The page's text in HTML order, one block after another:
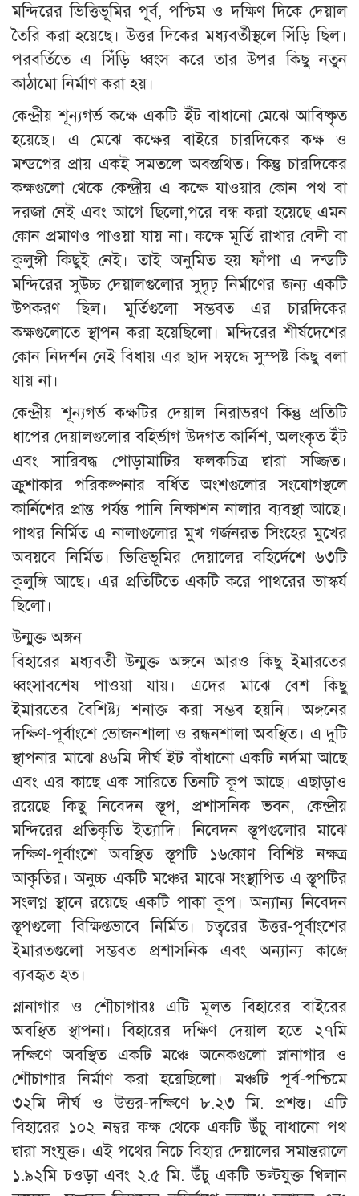
মন্দিরের ভিত্তিভূমির পূর্ব, পশ্চিম ও দক্ষিণ দিকে দেয়াল
তৈরি করা হয়েছে। উত্তর দিকের মধ্যবর্তীস্থলে সিঁড়ি ছিল।
পরবর্তিতে এ সিঁড়ি ধ্বংস করে তার উপর কিছু নতুন
কাঠামো নির্মাণ করা হয়।
কেন্দ্রীয় শূন্যগর্ভ কক্ষে একটি ইঁট বাধানো মেঝে আবিষ্কৃত
হয়েছে। এ মেঝে কক্ষের বাইরে চারদিকের কক্ষ ও
মন্ডপের প্রায় একই সমতলে অবস্তথিত। কিন্তু চারদিকের
কক্ষগুলো থেকে কেন্দ্রীয় এ কক্ষে যাওয়ার কোন পথ বা
দরজা নেই এবং আগে ছিলো,পরে বন্ধ করা হয়েছে এমন
কোন প্রমাণও পাওয়া যায় না। কক্ষে মূর্তি রাখার বেদী বা
কুলুঙ্গী কিছুই নেই। তাই অনুমিত হয় ফাঁপা এ দন্ডটি
মন্দিরের সুউচ্চ দেয়ালগুলোর সুদৃঢ় নির্মাণের জন্য একটি
উপকরণ ছিল। মূর্তিগুলো সম্ভবত এর চারদিকের
কক্ষগুলোতে স্থাপন করা হয়েছিলো। মন্দিরের শীর্ষদেশের
কোন নিদর্শন নেই বিধায় এর ছাদ সম্বন্ধে সুস্পষ্ট কিছু বলা
যায় না।
কেন্দ্রীয় শূন্যগর্ভ কক্ষটির দেয়াল নিরাভরণ কিন্তু প্রতিটি
ধাপের দেয়ালগুলোর বহির্ভাগ উদগত কার্নিশ, অলংকৃত ইঁট
এবং সারিবদ্ধ পোড়ামাটির ফলকচিত্র দ্বারা সজ্জিত।
ক্রুশাকার পরিকল্পনার বর্ধিত অংশগুলোর সংযোগস্থলে
কার্নিশের প্রান্ত পর্যন্ত পানি নিষ্কাশন নালার ব্যবস্থা আছে।
পাথর নির্মিত এ নালাগুলোর মুখ গর্জনরত সিংহের মুখের
অবয়বে নির্মিত। ভিত্তিভূমির দেয়ালের বহির্দেশে ৬৩টি
কুলুঙ্গি আছে। এর প্রতিটিতে একটি করে পাথরের ভাস্কর্য
ছিলো।
উন্মুক্ত অঙ্গন
বিহারের মধ্যবর্তী উন্মুক্ত অঙ্গনে আরও কিছু ইমারতের
ধ্বংসাবশেষ পাওয়া যায়। এদের মাঝে বেশ কিছু
ইমারতের বৈশিষ্ট্য শনাক্ত করা সম্ভব হয়নি। অঙ্গনের
দক্ষিণ-পূর্বাংশে ভোজনশালা ও রন্ধনশালা অবস্থিত। এ দুটি
স্থাপনার মাঝে ৪৬মি দীর্ঘ ইট বাঁধানো একটি নর্দমা আছে
এবং এর কাছে এক সারিতে তিনটি কূপ আছে। এছাড়াও
রয়েছে কিছু নিবেদন স্তূপ, প্রশাসনিক ভবন, কেন্দ্রীয়
মন্দিরের প্রতিকৃতি ইত্যাদি। নিবেদন স্তূপগুলোর মাঝে
দক্ষিণ-পূর্বাংশে অবস্থিত স্তূপটি ১৬কোণ বিশিষ্ট নক্ষত্র
আকৃতির। অনুচ্চ একটি মঞ্চের মাঝে সংস্থাপিত এ স্তূপটির
সংলগ্ন স্থানে রয়েছে একটি পাকা কূপ। অন্যান্য নিবেদন
স্তূপগুলো বিক্ষিপ্তভাবে নির্মিত। চত্বরের উত্তর-পূর্বাংশের
ইমারতগুলো সম্ভবত প্রশাসনিক এবং অন্যান্য কাজে
ব্যবহৃত হত।
স্নানাগার ও শৌচাগারঃ এটি মূলত বিহারের বাইরের
অবস্থিত স্থাপনা। বিহারের দক্ষিণ দেয়াল হতে ২৭মি
দক্ষিণে অবস্থিত একটি মঞ্চে অনেকগুলো স্নানাগার ও
শৌচাগার নির্মাণ করা হয়েছিলো। মঞ্চটি পূর্ব-পশ্চিমে
৩২মি দীর্ঘ ও উত্তর-দক্ষিণে ৮.২৩ মি. প্রশস্ত। এটি
বিহারের ১০২ নম্বর কক্ষ থেকে একটি উঁচু বাধানো পথ
দ্বারা সংযুক্ত। এই পথের নিচে বিহার দেয়ালের সমান্তরালে
১.৯২মি চওড়া এবং ২.৫ মি. উঁচু একটি ভল্টযুক্ত খিলান